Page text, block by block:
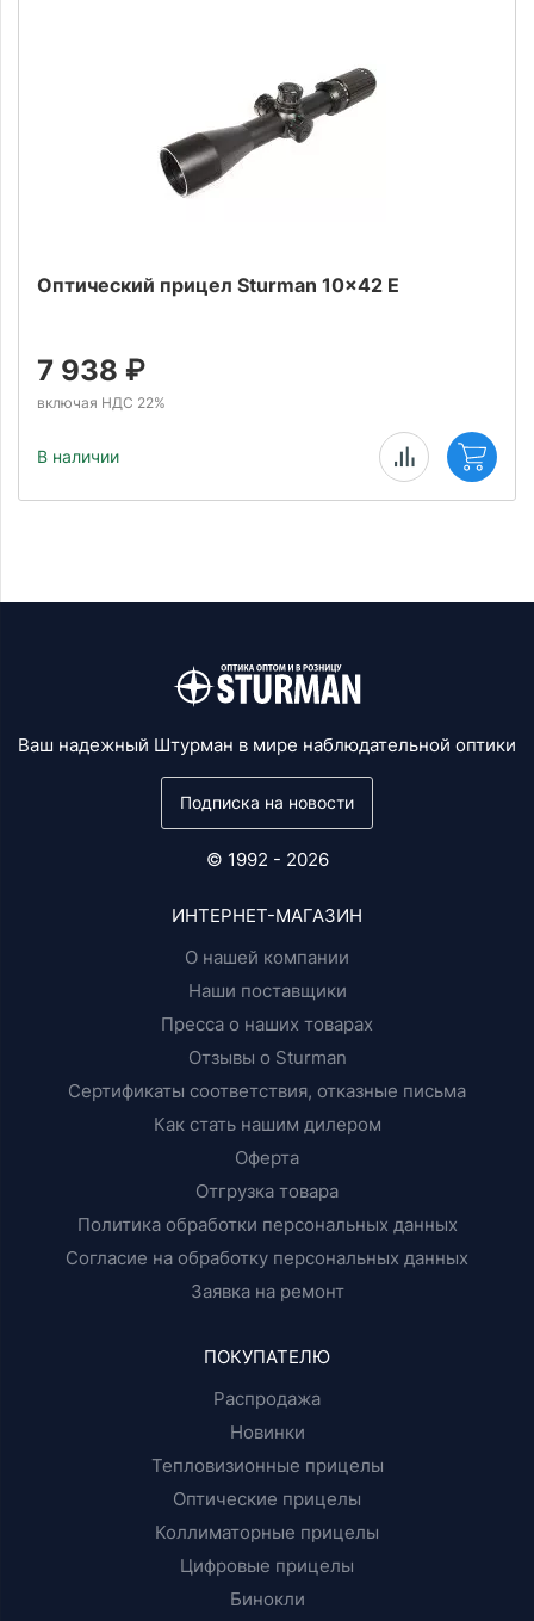
Оптический прицел Sturman 10x42 E
7 938 ₽
включая НДС 22%
В наличии
Ваш надежный Штурман в мире наблюдательной оптики
Подписка на новости
© 1992 - 2026
ИНТЕРНЕТ-МАГАЗИН
О нашей компании
Наши поставщики
Пресса о наших товарах
Отзывы о Sturman
Сертификаты соответствия, отказные письма
Как стать нашим дилером
Оферта
Отгрузка товара
Политика обработки персональных данных
Согласие на обработку персональных данных
Заявка на ремонт
ПОКУПАТЕЛЮ
Распродажа
Новинки
Тепловизионные прицелы
Оптические прицелы
Коллиматорные прицелы
Цифровые прицелы
Бинокли